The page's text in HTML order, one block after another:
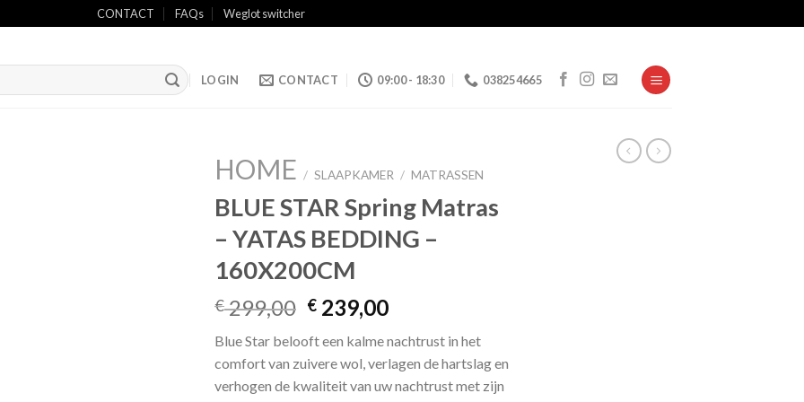
CONTACT FAQs Weglot switcher
LOGIN CONTACT 09:00 - 18:30 038254665
HOME / SLAAPKAMER / MATRASSEN
BLUE STAR Spring Matras
– YATAS BEDDING –
160X200CM
€299,00 Oorspronkelijke
was:
€ 299,00.
€ 239,00Huidige
is:
€ 239,00.
Blue Star belooft een kalme nachtrust in het
comfort van zuivere wol, verlagen de hartslag en
verhogen de kwaliteit van uw nachtrust met zijn